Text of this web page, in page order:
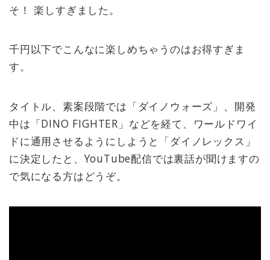
そ！ 楽しすぎました。
千円以下でこんなに楽しめちゃうのはお得すぎま
す。
タイトル、素案段階では「ダイノウォーズ」、開発
中は「DINO FIGHTER」などを経て、ワールドワイ
ドに通用させるようにしようと「ダイノレックス」
に決定したと、YouTube配信では裏話が聞けますの
で気になる方はどうぞ。